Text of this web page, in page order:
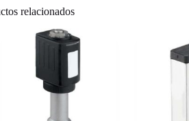
relacionados